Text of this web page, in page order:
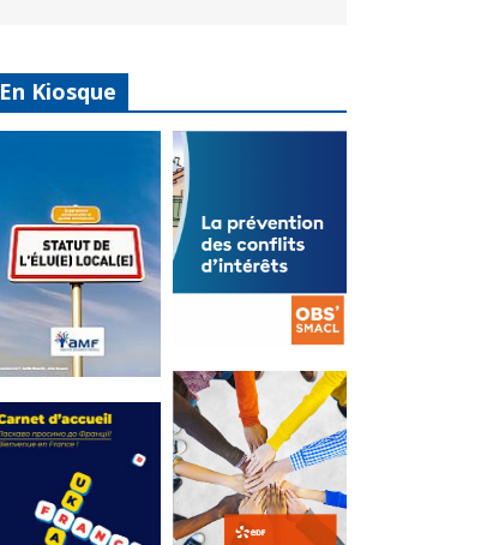
En Kiosque
Statut de
l’élu local
Mise à jour avril
2024
La
prévention
des conflits
d’intérêts
18 septembre 2023
FEUILLETER